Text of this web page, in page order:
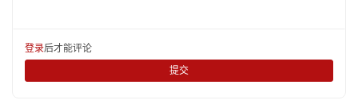
登录后才能评论
提交